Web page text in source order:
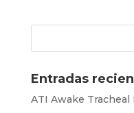
Entradas
ATI Awake